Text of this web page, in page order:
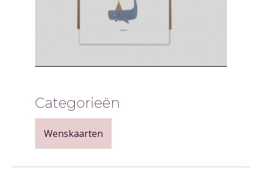
Categorieën
Wenskaarten